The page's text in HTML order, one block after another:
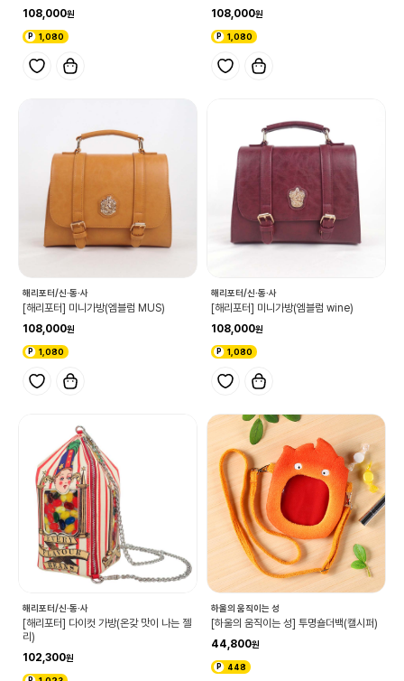
108,000
1,080
108,000
1,080
해리포터/신·동·사
[해리포터] 미니가방(엠블럼 MUS)
108,000
1,080
해리포터/신·동·사
[해리포터] 미니가방(엠블럼 wine)
108,000
1,080
해리포터/신·동·사
[해리포터] 다이컷 가방(온갖 맛이 나는 젤
리)
102,300
하울의 움직이는 성
[하울의 움직이는 성] 투명숄더백(캘시퍼)
44,800
448